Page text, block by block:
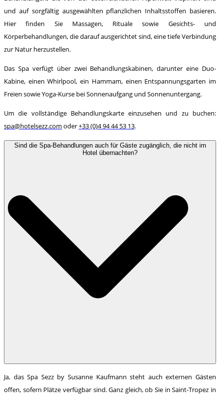
und auf sorgfältig ausgewählten pflanzlichen Inhaltsstoffen basieren.
Hier finden Sie Massagen, Rituale sowie Gesichts- und
Körperbehandlungen, die darauf ausgerichtet sind, eine tiefe Verbindung
zur Natur herzustellen.
Das Spa verfügt über zwei Behandlungskabinen, darunter eine Duo-
Kabine, einen Whirlpool, ein Hammam, einen Entspannungsgarten im
Freien sowie Yoga-Kurse bei Sonnenaufgang und Sonnenuntergang.
Um die vollständige Behandlungskarte einzusehen und zu buchen:
spa@hotelsezz.com oder+33 (0)4 94 44 53 13.
Sind die Spa-Behandlungen auch für Gäste zugänglich, die nicht im
Hotel übernachten?
Ja, das Spa Sezz by Susanne Kaufmann steht auch externen Gästen
offen, sofern Plätze verfügbar sind. Ganz gleich, ob Sie in Saint-Tropez in